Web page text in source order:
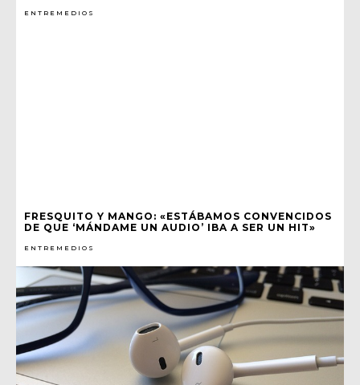
ENTREMEDIOS
FRESQUITO Y MANGO: «ESTÁBAMOS CONVENCIDOS
DE QUE ‘MÁNDAME UN AUDIO’ IBA A SER UN HIT»
ENTREMEDIOS